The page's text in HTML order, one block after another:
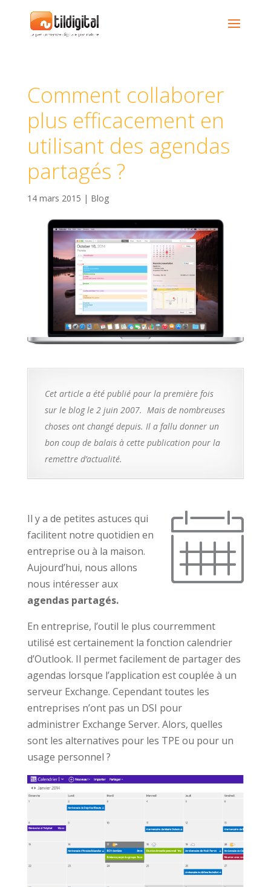
Comment collaborer
plus efficacement en
utilisant des agendas
partagés ?
14 mars 2015 | Blog
Cet article a été publié pour la première fois
sur le blog le 2 juin 2007. Mais de nombreuses
choses ont changé depuis. Il a fallu donner un
bon coup de balais à cette publication pour la
remettre d’actualité.
Il y a de petites astuces qui
facilitent notre quotidien en
entreprise ou à la maison.
Aujourd’hui, nous allons
nous intéresser aux
agendas partagés.
En entreprise, l’outil le plus courremment
utilisé est certainement la fonction calendrier
d’Outlook. Il permet facilement de partager des
agendas lorsque l’application est couplée à un
serveur Exchange. Cependant toutes les
entreprises n’ont pas un DSI pour
administrer Exchange Server. Alors, quelles
sont les alternatives pour les TPE ou pour un
usage personnel ?